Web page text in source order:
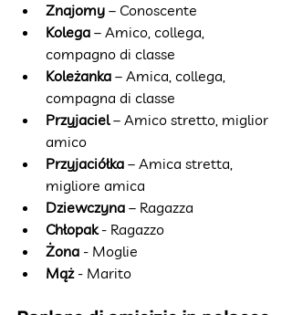
Znajomy – Conoscente
Kolega – Amico, collega,
compagno di classe
Koleżanka – Amica, collega,
compagna di classe
Przyjaciel – Amico stretto, miglior
amico
Przyjaciółka – Amica stretta,
migliore amica
Dziewczyna – Ragazza
Chłopak - Ragazzo
Żona - Moglie
Mąż - Marito